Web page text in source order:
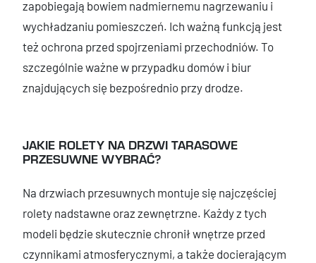
zapobiegają bowiem nadmiernemu nagrzewaniu i
wychładzaniu pomieszczeń. Ich ważną funkcją jest
też ochrona przed spojrzeniami przechodniów. To
szczególnie ważne w przypadku domów i biur
znajdujących się bezpośrednio przy drodze.
JAKIE ROLETY NA DRZWI TARASOWE
PRZESUWNE WYBRAĆ?
Na drzwiach przesuwnych montuje się najczęściej
rolety nadstawne oraz zewnętrzne. Każdy z tych
modeli będzie skutecznie chronił wnętrze przed
czynnikami atmosferycznymi, a także docierającym